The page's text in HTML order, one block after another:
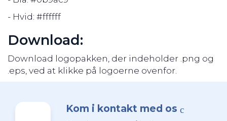
- Hvid: #ffffff
Download:
Download logopakken, der indeholder .png og
.eps, ved at klikke på logoerne ovenfor.
Kom i kontakt med os